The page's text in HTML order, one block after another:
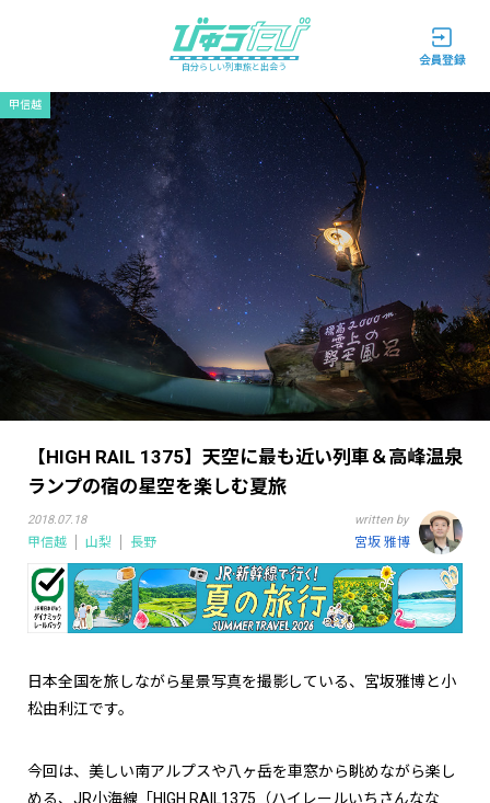
自分らしい列車旅と出会う
甲信越
【HIGH RAIL 1375】天空に最も近い列車＆高峰温泉
ランプの宿の星空を楽しむ夏旅
2018.07.18
甲信越 山梨 長野
written by
宮坂 雅博
日本全国を旅しながら星景写真を撮影している、宮坂雅博と小
松由利江です。
今回は、美しい南アルプスや八ヶ岳を車窓から眺めながら楽し
める、JR小海線「HIGH RAIL1375（ハイレールいちさんなな